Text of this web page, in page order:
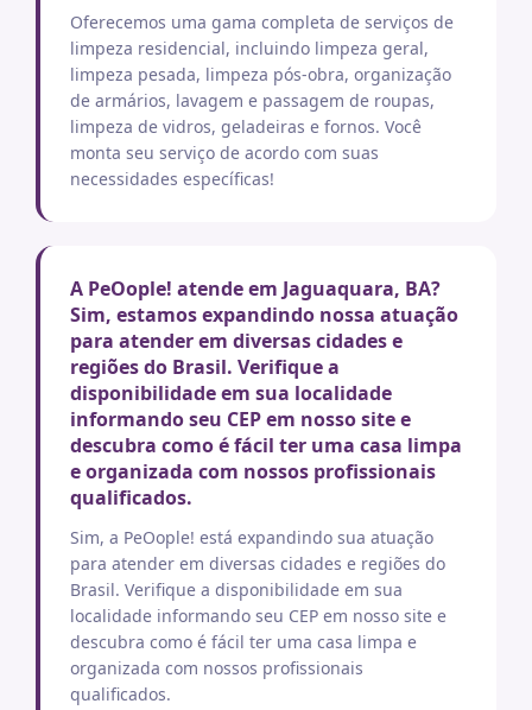
Oferecemos uma gama completa de serviços de
limpeza residencial, incluindo limpeza geral,
limpeza pesada, limpeza pós-obra, organização
de armários, lavagem e passagem de roupas,
limpeza de vidros, geladeiras e fornos. Você
monta seu serviço de acordo com suas
necessidades específicas!
A PeOople! atende em Jaguaquara, BA?
Sim, estamos expandindo nossa atuação
para atender em diversas cidades e
regiões do Brasil. Verifique a
disponibilidade em sua localidade
informando seu CEP em nosso site e
descubra como é fácil ter uma casa limpa
e organizada com nossos profissionais
qualificados.
Sim, a PeOople! está expandindo sua atuação
para atender em diversas cidades e regiões do
Brasil. Verifique a disponibilidade em sua
localidade informando seu CEP em nosso site e
descubra como é fácil ter uma casa limpa e
organizada com nossos profissionais
qualificados.